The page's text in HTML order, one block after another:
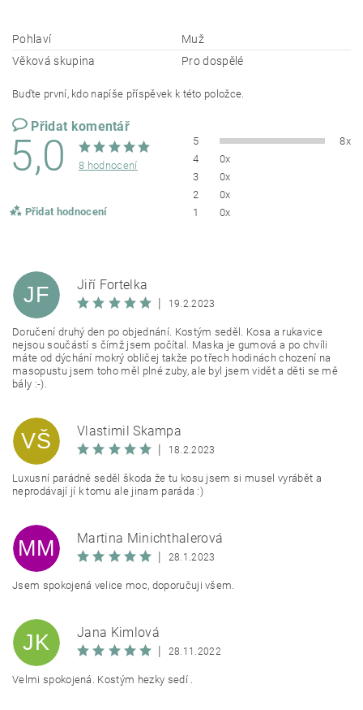
Pohlaví
Muž
Věková skupina
Pro dospělé
Buďte první, kdo napíše příspěvek k této položce.
Přidat komentář
5,0 8 hodnocení
Přidat hodnocení
5
8x
4
0x
3
0x
2
0x
1
0x
JF
Jiří Fortelka
|
19.2.2023
Doručení druhý den po objednání. Kostým seděl. Kosa a rukavice
nejsou součástí s čímž jsem počítal. Maska je gumová a po chvíli
máte od dýchání mokrý obličej takže po třech hodinách chození na
masopustu jsem toho měl plné zuby, ale byl jsem vidět a děti se mě
bály :-).
VŠ
Vlastimil Škampa
|
18.2.2023
Luxusní parádně seděl škoda že tu kosu jsem si musel vyrábět a
neprodávají jí k tomu ale jinam paráda :)
MM
Martina Minichthalerová
|
28.1.2023
Jsem spokojená velice moc, doporučuji všem.
JK
Jana Kimlová
|
28.11.2022
Velmi spokojená. Kostým hezky sedí .